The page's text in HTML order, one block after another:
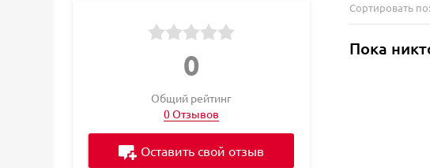
0
Общий рейтинг
0 Отзывов
Оставить свой отзыв
Сортировать по:
Пока